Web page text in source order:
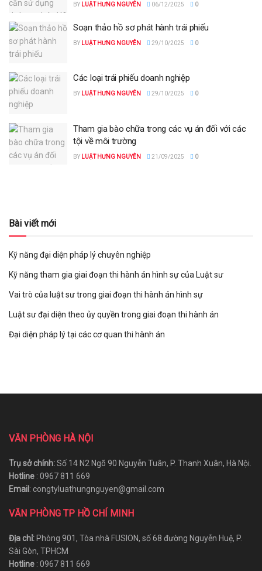
BY LUẬT HƯNG NGUYÊN 06/12/2025 0
Soạn thảo hồ sơ phát hành trái phiếu
BY LUẬT HƯNG NGUYÊN 29/10/2025 0
Các loại trái phiếu doanh nghiệp
BY LUẬT HƯNG NGUYÊN 29/10/2025 0
Tham gia bào chữa trong các vụ án đối với các
tội về môi trường
BY LUẬT HƯNG NGUYÊN 21/09/2025 0
Bài viết mới
Kỹ năng đại diện pháp lý chuyên nghiệp
Kỹ năng tham gia giai đoạn thi hành án hình sự của Luật sư
Vai trò của luật sư trong giai đoạn thi hành án hình sự
Luật sư đại diện theo ủy quyền trong giai đoạn thi hành án
Đại diện pháp lý tại các cơ quan thi hành án
VĂN PHÒNG HÀ NỘI
Trụ sở chính:Số 14 N2 Ngõ 90 Nguyễn Tuân, P. Thanh Xuân, Hà Nội.
Hotline : 0967 811 669
Email : congtyluathungnguyen@gmail.com
VĂN PHÒNG TP HỒ CHÍ MINH
Địa chỉ: Phòng 901, Tòa nhà FUSION, số 68 đường Nguyễn Huệ, P.
Sài Gòn, TPHCM
Hotline : 0967 811 669